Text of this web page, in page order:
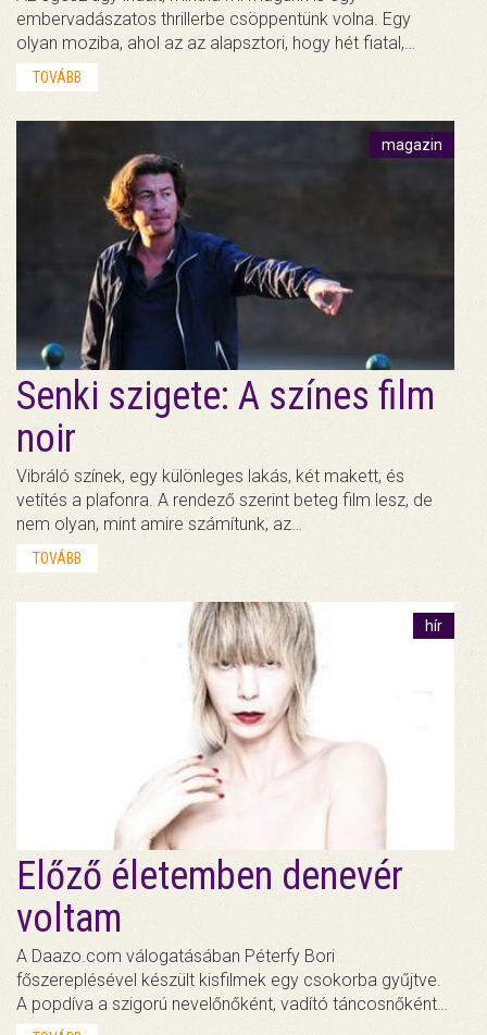
embervadászatos thrillerbe csöppentünk volna. Egy
olyan moziba, ahol az az alapsztori, hogy hét fiatal,…
TOVÁBB
magazin
Senki szigete: A színes film
noir
Vibráló színek, egy különleges lakás, két makett, és
vetítés a plafonra. A rendező szerint beteg film lesz, de
nem olyan, mint amire számítunk, az…
TOVÁBB
hír
Előző életemben denevér
voltam
A Daazo.com válogatásában Péterfy Bori
főszereplésével készült kisfilmek egy csokorba gyűjtve.
A popdíva a szigorú nevelőnőként, vadító táncosnőként…